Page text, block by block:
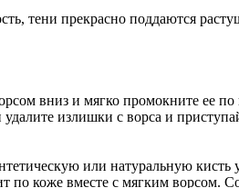
тени прекрасно поддаются
вниз и мягко промокните ее
излишки с ворса и
или натуральную кисть
по коже вместе с мягким